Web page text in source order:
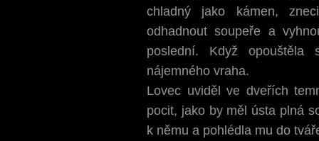
chladný jako kámen,
odhadnout soupeře a
poslední. Když
nájemného vraha.
Lovec uviděl ve dveřích
pocit, jako by měl ústa plná
k němu a pohlédla mu do